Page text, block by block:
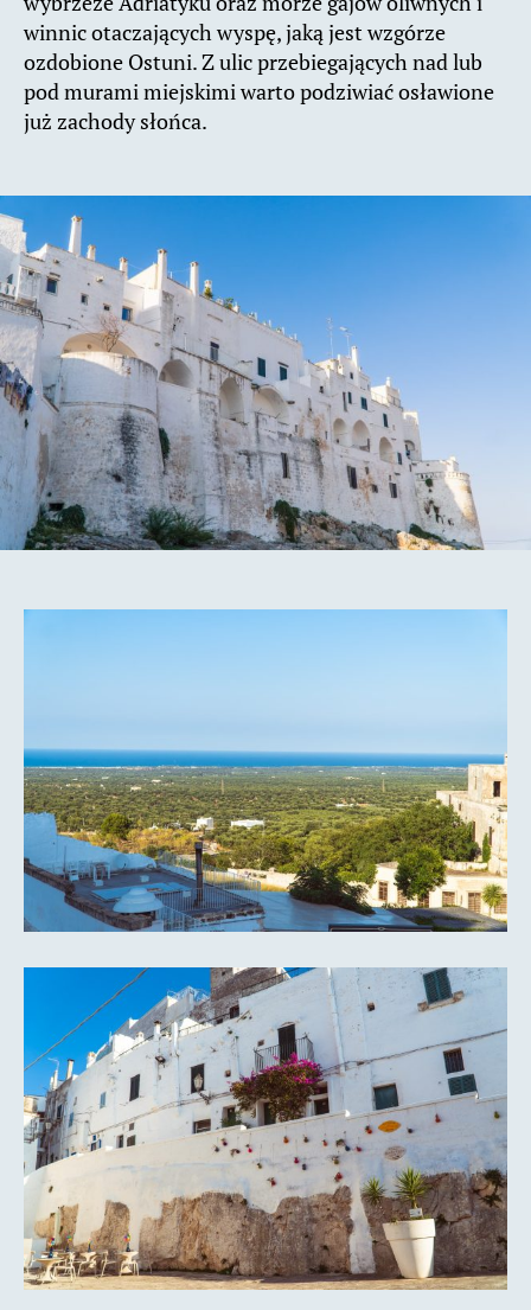
winnic otaczających wyspę, jaką jest wzgórze
ozdobione Ostuni. Z ulic przebiegających nad lub
pod murami miejskimi warto podziwiać osławione
już zachody słońca.